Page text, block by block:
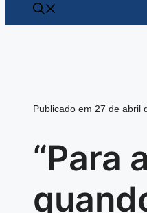
Publicado em 27 de abril
“Para